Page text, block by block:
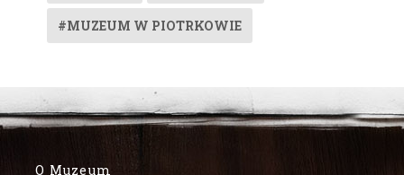
#MUZEUM W PIOTRKOWIE
O Muzeum